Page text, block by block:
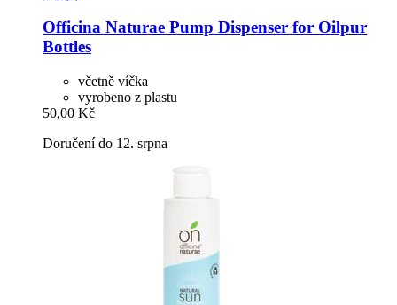
Officina Naturae Pump Dispenser for Oilpur
Bottles
včetně víčka
vyrobeno z plastu
50,00 Kč
Doručení do 12. srpna